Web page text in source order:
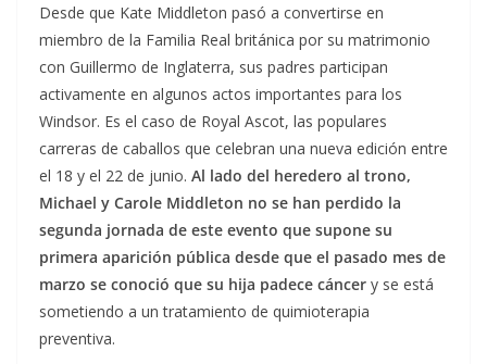
Desde que Kate Middleton pasó a convertirse en
miembro de la Familia Real británica por su matrimonio
con Guillermo de Inglaterra, sus padres participan
activamente en algunos actos importantes para los
Windsor. Es el caso de Royal Ascot, las populares
carreras de caballos que celebran una nueva edición entre
el 18 y el 22 de junio. Al lado del heredero al trono,
Michael y Carole Middleton no se han perdido la
segunda jornada de este evento que supone su
primera aparición pública desde que el pasado mes de
marzo se conoció que su hija padece cáncer y se está
sometiendo a un tratamiento de quimioterapia
preventiva.